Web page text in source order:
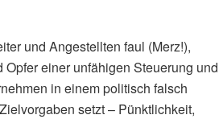
und Angestellten faul (Merz!),
einer unfähigen Steuerung und
in einem politisch falsch
setzt – Pünktlichkeit,